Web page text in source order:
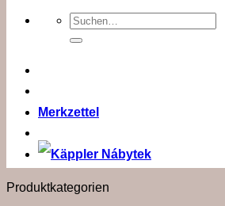
Suchen
nach:
Merkzettel
Produktkategorien